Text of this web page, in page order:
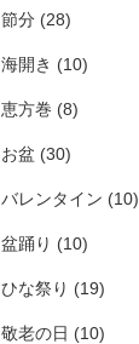
節分 (28)
海開き (10)
恵方巻 (8)
お盆 (30)
バレンタイン (10)
盆踊り (10)
ひな祭り (19)
敬老の日 (10)